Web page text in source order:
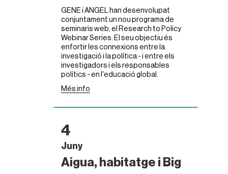
GENE i ANGEL han desenvolupat
conjuntament un nou programa de
seminaris web, el Research to Policy
Webinar Series. El seu objectiu és
enfortir les connexions entre la
investigació i la política - i entre els
investigadors i els responsables
polítics - en l'educació global.
Més info
4
Juny
Aigua, habitatge i Big